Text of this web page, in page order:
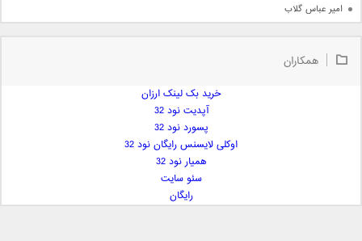
امیر عباس گلاب
امیر علی
همکاران
خرید بک لینک ارزان
آپدیت نود 32
پسورد نود 32
اوکلی لایسنس رایگان نود 32
همیار نود 32
سئو سایت
رایگان